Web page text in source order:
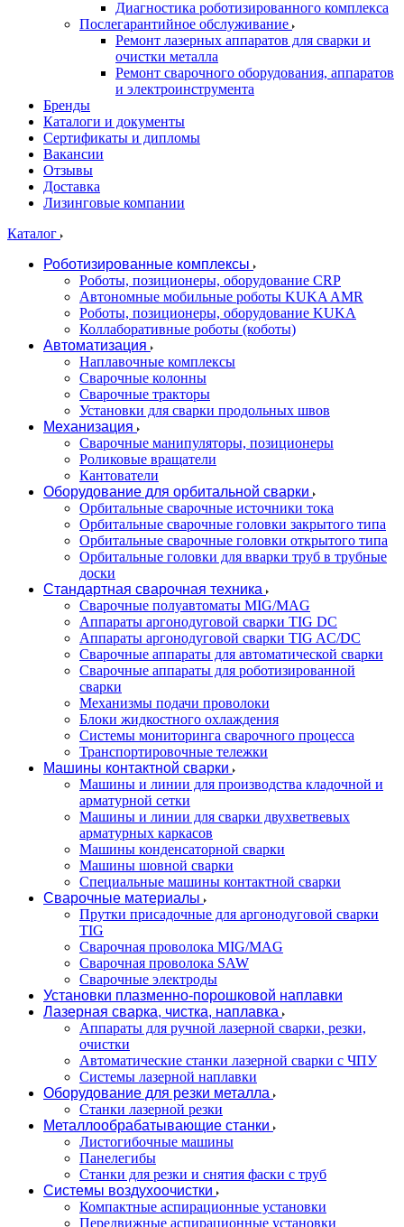
Диагностика роботизированного комплекса
Послегарантийное обслуживание
Ремонт лазерных аппаратов для сварки и
очистки металла
Ремонт сварочного оборудования, аппаратов
и электроинструмента
Бренды
Каталоги и документы
Сертификаты и дипломы
Вакансии
Отзывы
Доставка
Лизинговые компании
Каталог
Роботизированные комплексы
Роботы, позиционеры, оборудование CRP
Автономные мобильные роботы KUKA AMR
Роботы, позиционеры, оборудование KUKA
Коллаборативные роботы (коботы)
Автоматизация
Наплавочные комплексы
Сварочные колонны
Сварочные тракторы
Установки для сварки продольных швов
Механизация
Сварочные манипуляторы, позиционеры
Роликовые вращатели
Кантователи
Оборудование для орбитальной сварки
Орбитальные сварочные источники тока
Орбитальные сварочные головки закрытого типа
Орбитальные сварочные головки открытого типа
Орбитальные головки для вварки труб в трубные
доски
Стандартная сварочная техника
Сварочные полуавтоматы MIG/MAG
Аппараты аргонодуговой сварки TIG DC
Аппараты аргонодуговой сварки TIG AC/DC
Сварочные аппараты для автоматической сварки
Сварочные аппараты для роботизированной
сварки
Механизмы подачи проволоки
Блоки жидкостного охлаждения
Системы мониторинга сварочного процесса
Транспортировочные тележки
Машины контактной сварки
Машины и линии для производства кладочной и
арматурной сетки
Машины и линии для сварки двухветвевых
арматурных каркасов
Машины конденсаторной сварки
Машины шовной сварки
Специальные машины контактной сварки
Сварочные материалы
Прутки присадочные для аргонодуговой сварки
TIG
Сварочная проволока MIG/MAG
Сварочная проволока SAW
Сварочные электроды
Установки плазменно-порошковой наплавки
Лазерная сварка, чистка, наплавка
Аппараты для ручной лазерной сварки, резки,
очистки
Автоматические станки лазерной сварки с ЧПУ
Системы лазерной наплавки
Оборудование для резки металла
Станки лазерной резки
Металлообрабатывающие станки
Листогибочные машины
Панелегибы
Станки для резки и снятия фаски с труб
Системы воздухоочистки
Компактные аспирационные установки
Передвижные аспирационные установки